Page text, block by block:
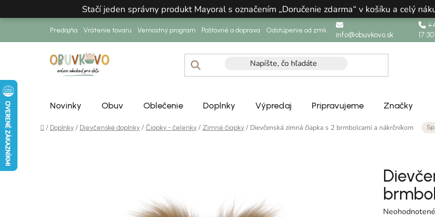
Stačí jeden správny produkt Mayoral s označením „Doručenie zdarma“ v košíku a celý
Predajňa Vrátenie tovaru Vernostný program Poštovné a doprava Odstúpenie od zmluvy info@obuvkovo.sk
17:30
Novinky Obuv Oblečenie Doplnky Výpredaj Pripravujeme Značky
Domov
/ Doplnky / Dievčenské doplnky / Čiapky - čelenky / Zimné čiapky / Dievčenská zimná čiapka s 2 brmbolcami a nákrčníkom
Priemerné
Neohodnotené